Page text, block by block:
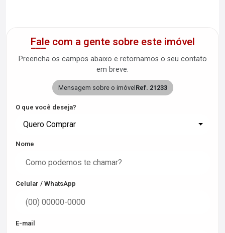
Fale com a gente sobre este imóvel
Preencha os campos abaixo e retornamos o seu contato
em breve.
Mensagem sobre o imóvel Ref. 21233
O que você deseja?
Quero Comprar
Nome
Celular / WhatsApp
E-mail